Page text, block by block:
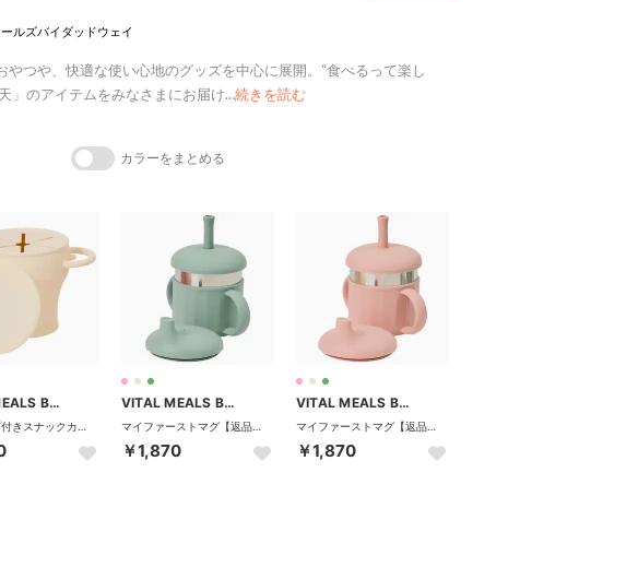
ルズバイダッドウェイ
つや、快適な使い心地のグッズを中心に展開。“食べるって楽し
」のアイテムをみなさまにお届け…続きを読む
カラーをまとめる
VITAL MEALS BY DADWAY VITAL MEALS BY DADWAY
￥1,870
VITAL MEALS BY DADWAY
￥1,870